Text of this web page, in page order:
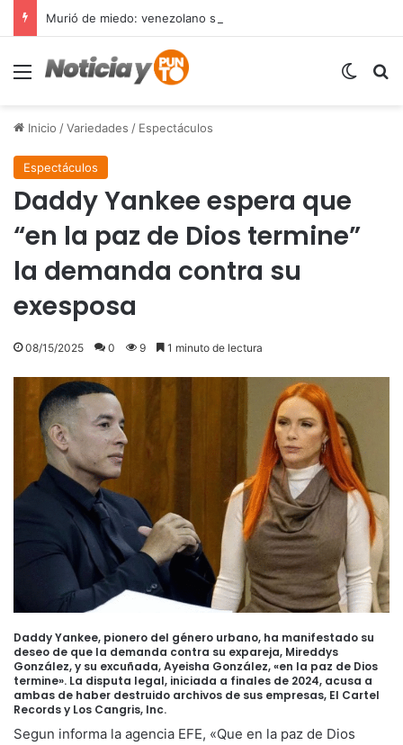
Menú
Inicio /Variedades / Espectáculos
Espectáculos
Daddy Yankee espera que
“en la paz de Dios termine”
la demanda contra su
exesposa
08/15/2025 0 9 1 minuto de lectura
Daddy Yankee, pionero del género urbano, ha manifestado su
deseo de que la demanda contra su expareja, Mireddys
González, y su excuñada, Ayeisha González, «en la paz de Dios
termine». La disputa legal, iniciada a finales de 2024, acusa a
ambas de haber destruido archivos de sus empresas, El Cartel
Records y Los Cangris, Inc.
Segun informa la agencia EFE, «Que en la paz de Dios